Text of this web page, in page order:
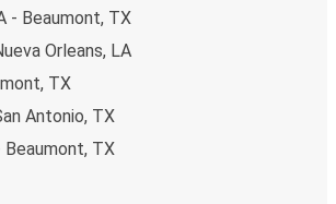
- Beaumont, TX
Orleans, LA
TX
Antonio, TX
Beaumont, TX